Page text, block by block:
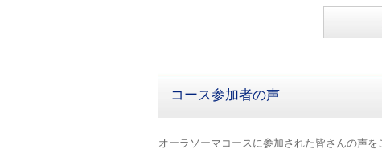
コース参加者の声
オーラソーマコースに参加された皆さんの声を